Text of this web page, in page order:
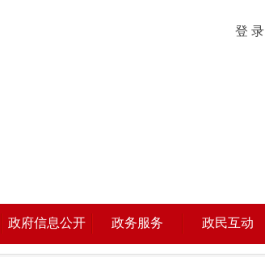
登 录
政府信息公开 政务服务 政民互动